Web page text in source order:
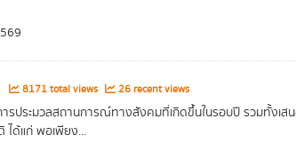
8171 total views 26 recent views
ประมวลสถานการณ์ทางสังคมที่เกิดขึ้นในรอบปี รวมทั้งเ
ด้แก่ พอเพียง...